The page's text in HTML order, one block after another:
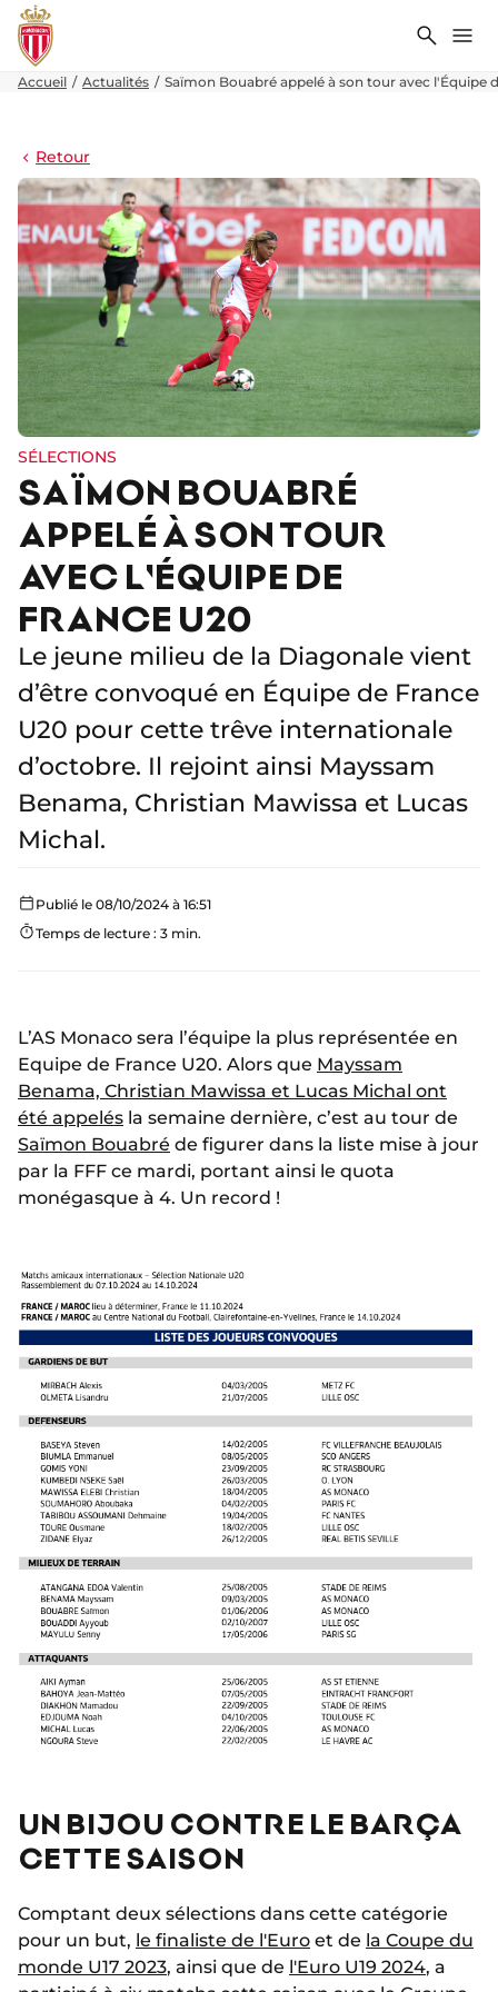
Accueil Actualités Saïmon Bouabré appelé à son tour avec l'Équipe
Retour
SÉLECTIONS
SAÏMON BOUABRÉ
APPELÉ À SON TOUR
AVEC L'ÉQUIPE DE
FRANCE U20
Le jeune milieu de la Diagonale vient
d’être convoqué en Équipe de France
U20 pour cette trêve internationale
d’octobre. Il rejoint ainsi Mayssam
Benama, Christian Mawissa et Lucas
Michal.
Publié le 08/10/2024 à 16:51
Temps de lecture : 3 min.
L’AS Monaco sera l’équipe la plus représentée en
Equipe de France U20. Alors que Mayssam
Benama, Christian Mawissa et Lucas Michal ont
été appelés la semaine dernière, c’est au tour de
Saïmon Bouabré de figurer dans la liste mise à jour
par la FFF ce mardi, portant ainsi le quota
monégasque à 4. Un record !
UN BIJOU CONTRE LE BARÇA
CETTE SAISON
Comptant deux sélections dans cette catégorie
pour un but, le finaliste de l'Euro et de la Coupe du
monde U17 2023, ainsi que de l'Euro U19 2024, a